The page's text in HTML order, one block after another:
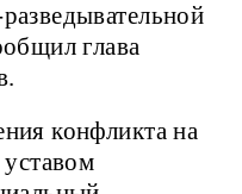
глава
конфликта на
уставом